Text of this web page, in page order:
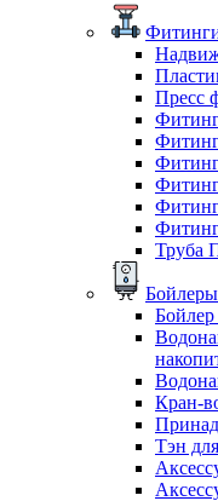
Пресс
Труба
Бойлеры
Бойлер
Кран-
Тэн